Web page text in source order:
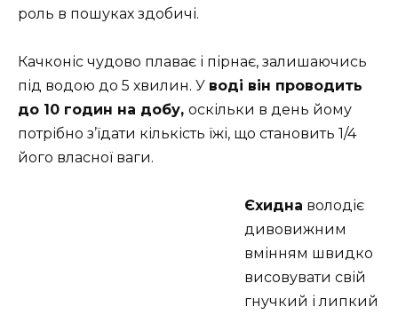
роль в пошуках здобичі.
Качконіс чудово плаває і пірнає, залишаючись
під водою до 5 хвилин. У воді він проводить
до 10 годин на добу, оскільки в день йому
потрібно з’їдати кількість їжі, що становить 1/4
його власної ваги.
Єхидна володіє
дивовижним
вмінням швидко
висовувати свій
гнучкий і липкий